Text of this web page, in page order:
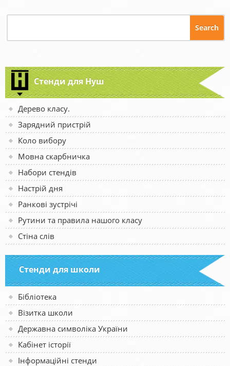
Стенди для Нуш
Дерево класу.
Зарядний пристрій
Коло вибору
Мовна скарбничка
Набори стендів
Настрій дня
Ранкові зустрічі
Рутини та правила нашого класу
Стіна слів
Стенди для школи
Бібліотека
Візитка школи
Державна символіка України
Кабінет історії
Інформаційні стенди